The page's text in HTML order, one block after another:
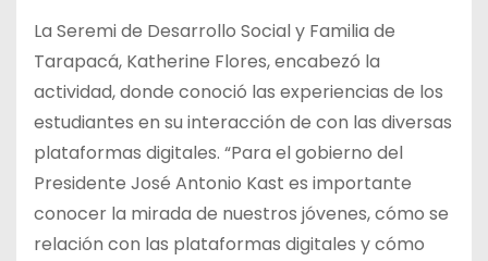
La Seremi de Desarrollo Social y Familia de
Tarapacá, Katherine Flores, encabezó la
actividad, donde conoció las experiencias de los
estudiantes en su interacción de con las diversas
plataformas digitales. “Para el gobierno del
Presidente José Antonio Kast es importante
conocer la mirada de nuestros jóvenes, cómo se
relación con las plataformas digitales y cómo